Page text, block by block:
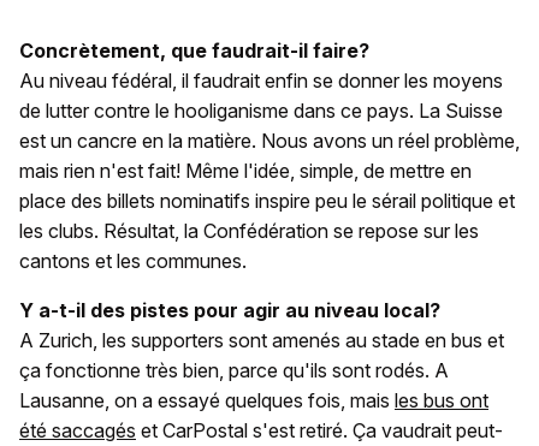
Concrètement, que faudrait-il faire?
Au niveau fédéral, il faudrait enfin se donner les moyens
de lutter contre le hooliganisme dans ce pays. La Suisse
est un cancre en la matière. Nous avons un réel problème,
mais rien n'est fait! Même l'idée, simple, de mettre en
place des billets nominatifs inspire peu le sérail politique et
les clubs. Résultat, la Confédération se repose sur les
cantons et les communes.
Y a-t-il des pistes pour agir au niveau local?
A Zurich, les supporters sont amenés au stade en bus et
ça fonctionne très bien, parce qu'ils sont rodés. A
Lausanne, on a essayé quelques fois, mais les bus ont
été saccagés et CarPostal s'est retiré. Ça vaudrait peut-